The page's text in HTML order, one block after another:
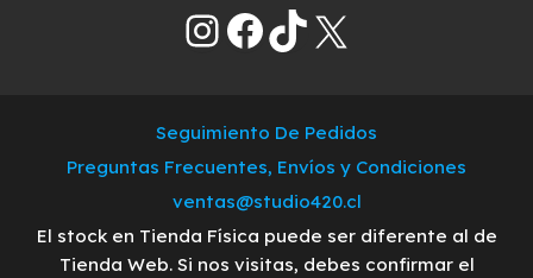
$269.900. $229.900.
Instagram
Facebook
TikTok
X
Seguimiento De Pedidos
Preguntas Frecuentes, Envíos y Condiciones
ventas@studio420.cl
El stock en Tienda Física puede ser diferente al de
Tienda Web. Si nos visitas, debes confirmar el